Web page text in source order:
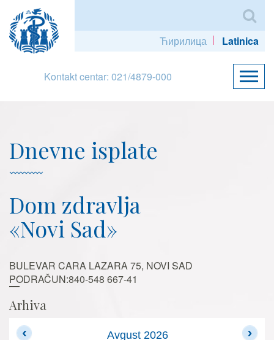
Ћирилица Latinica
Kontakt centar: 021/4879-000
Dnevne isplate
Dom zdravlja
«Novi Sad»
BULEVAR CARA LAZARA 75, NOVI SAD
PODRAČUN:840-548 667-41
Arhiva
Avgust 2026